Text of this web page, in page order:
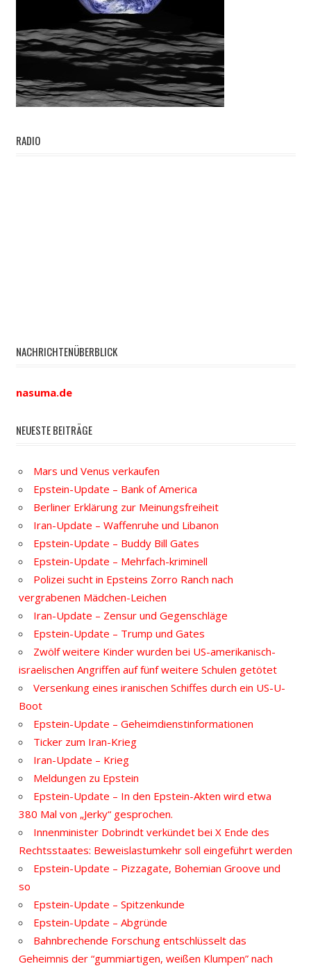
RADIO
NACHRICHTENÜBERBLICK
nasuma.de
NEUESTE BEITRÄGE
Mars und Venus verkaufen
Epstein-Update – Bank of America
Berliner Erklärung zur Meinungsfreiheit
Iran-Update – Waffenruhe und Libanon
Epstein-Update – Buddy Bill Gates
Epstein-Update – Mehrfach-kriminell
Polizei sucht in Epsteins Zorro Ranch nach
vergrabenen Mädchen-Leichen
Iran-Update – Zensur und Gegenschläge
Epstein-Update – Trump und Gates
Zwölf weitere Kinder wurden bei US-amerikanisch-
israelischen Angriffen auf fünf weitere Schulen getötet
Versenkung eines iranischen Schiffes durch ein US-U-
Boot
Epstein-Update – Geheimdienstinformationen
Ticker zum Iran-Krieg
Iran-Update – Krieg
Meldungen zu Epstein
Epstein-Update – In den Epstein-Akten wird etwa
380 Mal von „Jerky“ gesprochen.
Innenminister Dobrindt verkündet bei X Ende des
Rechtsstaates: Beweislastumkehr soll eingeführt werden
Epstein-Update – Pizzagate, Bohemian Groove und
so
Epstein-Update – Spitzenkunde
Epstein-Update – Abgründe
Bahnbrechende Forschung entschlüsselt das
Geheimnis der “gummiartigen, weißen Klumpen” nach